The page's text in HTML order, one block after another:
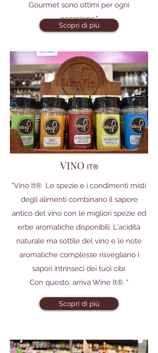
Gourmet sono ottimi per ogni
occasione."
Scopri di più
VINO IT®
"Vino It® Le spezie e i condimenti misti
degli alimenti combinano il sapore
antico del vino con le migliori spezie ed
erbe aromatiche disponibili. L'acidità
naturale ma sottile del vino e le note
aromatiche complesse risvegliano i
sapori intrinseci dei tuoi cibi.
Con questo, arriva Wine It®. "
Scopri di più